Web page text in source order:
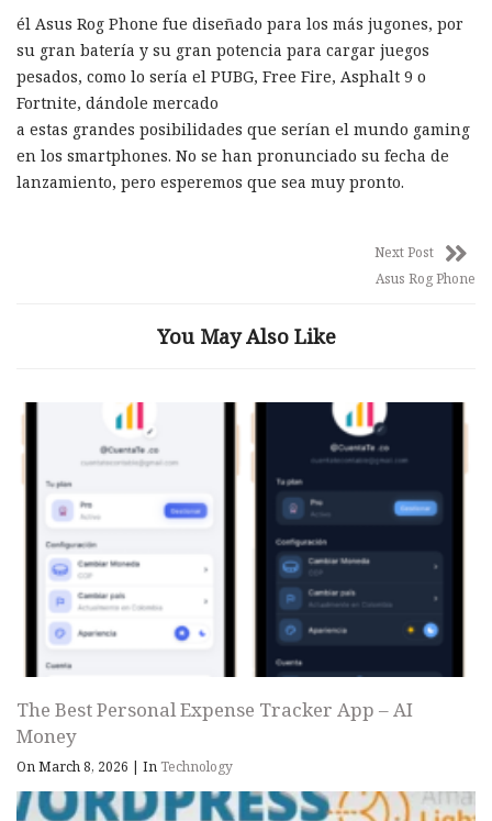
él Asus Rog Phone fue diseñado para los más jugones, por
su gran batería y su gran potencia para cargar juegos
pesados, como lo sería el PUBG, Free Fire, Asphalt 9 o
Fortnite, dándole mercado
a estas grandes posibilidades que serían el mundo gaming
en los smartphones. No se han pronunciado su fecha de
lanzamiento, pero esperemos que sea muy pronto.
Next Post
Asus Rog Phone
You May Also Like
The Best Personal Expense Tracker App – AI
Money
On March 8, 2026 | In Technology